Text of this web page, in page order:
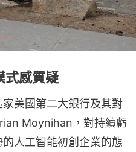
式感質疑
美國第二大銀行及其對
Moynihan，對持續虧
人工智能初創企業的態